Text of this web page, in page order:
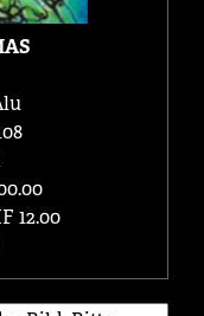
12.00